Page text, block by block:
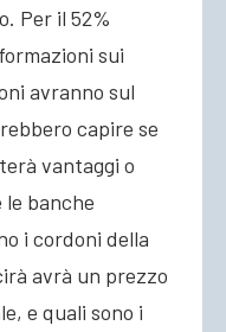
Per il 52%
sui
avranno sul
capire se
vantaggi o
banche
i cordoni della
avrà un prezzo
e quali sono i